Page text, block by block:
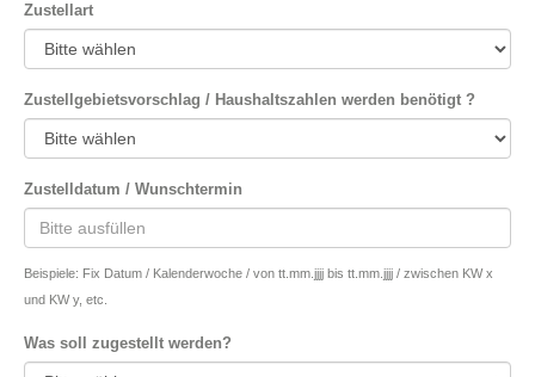
Zustellart
Zustellgebietsvorschlag / Haushaltszahlen werden benötigt ?
Zustelldatum / Wunschtermin
Beispiele: Fix Datum / Kalenderwoche / von tt.mm.jjjj bis tt.mm.jjjj / zwischen KW x
und KW y, etc.
Was soll zugestellt werden?